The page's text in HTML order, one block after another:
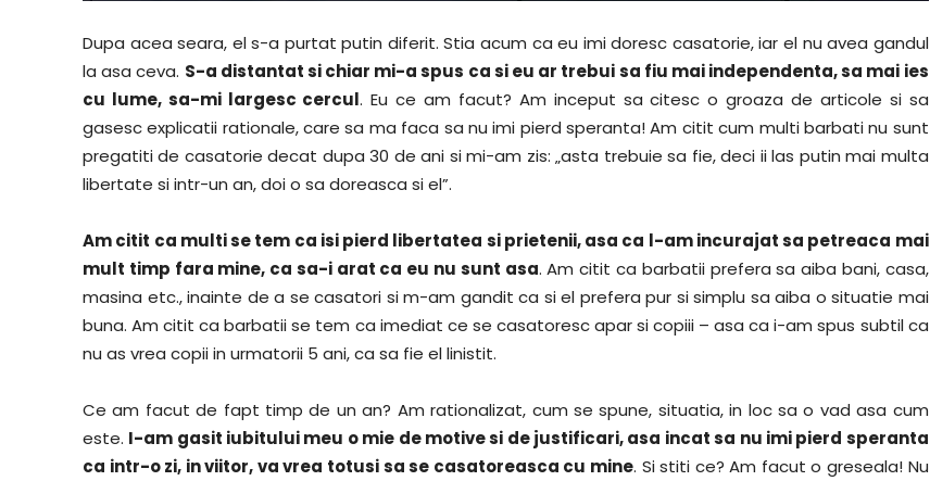
Dupa acea seara, el s-a purtat putin diferit. Stia acum ca eu imi doresc casatorie, iar el nu avea gandul
la asa ceva. S-a distantat si chiar mi-a spus ca si eu ar trebui sa fiu mai independenta, sa mai ies
cu lume, sa-mi largesc cercul. Eu ce am facut? Am inceput sa citesc o groaza de articole si sa
gasesc explicatii rationale, care sa ma faca sa nu imi pierd speranta! Am citit cum multi barbati nu sunt
pregatiti de casatorie decat dupa 30 de ani si mi-am zis: „asta trebuie sa fie, deci ii las putin mai multa
libertate si intr-un an, doi o sa doreasca si el”.
Am citit ca multi se tem ca isi pierd libertatea si prietenii, asa ca l-am incurajat sa petreaca mai
mult timp fara mine, ca sa-i arat ca eu nu sunt asa. Am citit ca barbatii prefera sa aiba bani, casa,
masina etc., inainte de a se casatori si m-am gandit ca si el prefera pur si simplu sa aiba o situatie mai
buna. Am citit ca barbatii se tem ca imediat ce se casatoresc apar si copiii – asa ca i-am spus subtil ca
nu as vrea copii in urmatorii 5 ani, ca sa fie el linistit.
Ce am facut de fapt timp de un an? Am rationalizat, cum se spune, situatia, in loc sa o vad asa cum
este. I-am gasit iubitului meu o mie de motive si de justificari, asa incat sa nu imi pierd speranta
ca intr-o zi, in viitor, va vrea totusi sa se casatoreasca cu mine. Si stiti ce? Am facut o greseala! Nu